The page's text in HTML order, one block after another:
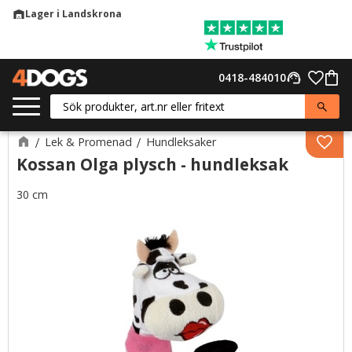
warehouseLager i Landskrona
support_agent
0418-484010
Lek & Promenad Hundleksaker
Kossan Olga plysch - hundleksak
30 cm